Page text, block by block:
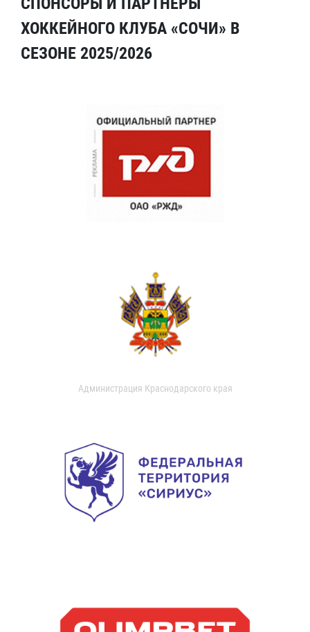
ХОККЕЙНОГО КЛУБА «СОЧИ» В
СЕЗОНЕ 2025/2026
Администрация Краснодарского края